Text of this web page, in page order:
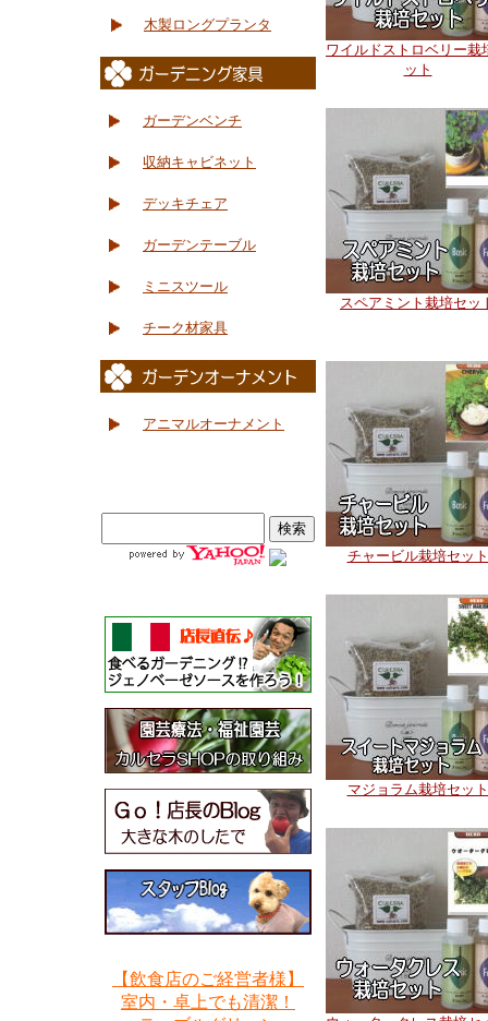
木製ロングプランタ
ガーデンベンチ
収納キャビネット
デッキチェア
ガーデンテーブル
ミニスツール
チーク材家具
アニマルオーナメント
【飲食店のご経営者様】
室内・卓上でも清潔！
ワイルドストロベリー栽
ット
スペアミント栽培セッ
チャービル栽培セット
マジョラム栽培セット